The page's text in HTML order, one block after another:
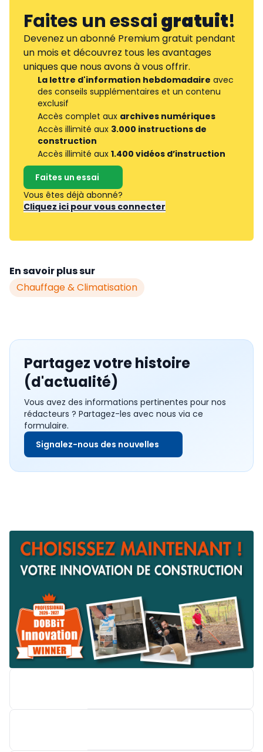
Faites un essaigratuit!
Devenez un abonné Premium gratuit pendant
un mois et découvrez tous les avantages
uniques que nous avons à vous offrir.
La lettre d'information hebdomadaire avec
des conseils supplémentaires et un contenu
exclusif
Accès complet aux archives numériques
Accès illimité aux 3.000 instructions de
construction
Accès illimité aux 1.400 vidéos d’instruction
Faites un essai
Vous êtes déjà abonné?
Cliquez ici pour vous connecter
En savoir plus sur
Chauffage & Climatisation
Partagez votre histoire
(d'actualité)
Vous avez des informations pertinentes pour nos
rédacteurs ? Partagez-les avec nous via ce
formulaire.
Signalez-nous des nouvelles